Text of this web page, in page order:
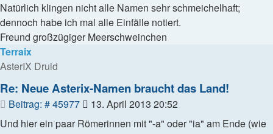
Natürlich klingen nicht alle Namen sehr schmeichelhaft;
dennoch habe ich mal alle Einfälle notiert.
Freund großzügiger Meerschweinchen
Terraix
AsterIX Druid
Re: Neue Asterix-Namen braucht das Land!
Beitrag: # 45977Beitrag
13. April 2013 20:52
Und hier ein paar Römerinnen mit "-a" oder "ia" am Ende (wie